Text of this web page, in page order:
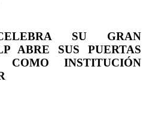
SU GRAN
ABRE SUS PUERTAS
INSTITUCIÓN